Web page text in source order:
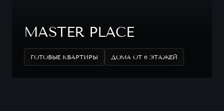
MASTER PLACE
ГОТОВЫЕ КВАРТИРЫ ДОМА ОТ 6 ЭТАЖЕЙ